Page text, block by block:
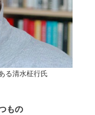
る清水柾行氏
もの